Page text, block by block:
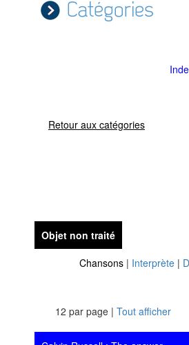
Catégories
Retour aux catégories
Objet non traité
Chansons | Interprète |
12 par page | Tout afficher